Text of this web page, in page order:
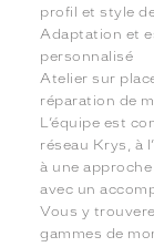
profil et style
Adaptation et
personnalisé
Atelier sur
réparation de
L’équipe est
réseau Krys, à
à une
avec un
Vous y
gammes de